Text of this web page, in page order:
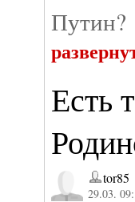
Путин?
Есть
tor85
29.03.